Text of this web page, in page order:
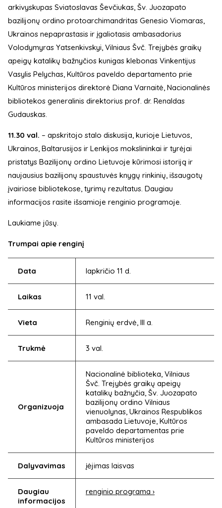
arkivyskupas Sviatoslavas Ševčiukas, Šv. Juozapato
bazilijonų ordino protoarchimandritas Genesio Viomaras,
Ukrainos nepaprastasis ir įgaliotasis ambasadorius
Volodymyras Yatsenkivskyi, Vilniaus Švč. Trejybės graikų
apeigų katalikų bažnyčios kunigas klebonas Vinkentijus
Vasylis Pelychas, Kultūros paveldo departamento prie
Kultūros ministerijos direktorė Diana Varnaitė, Nacionalinės
bibliotekos generalinis direktorius prof. dr. Renaldas
Gudauskas.
11.30 val. – apskritojo stalo diskusija, kurioje Lietuvos,
Ukrainos, Baltarusijos ir Lenkijos mokslininkai ir tyrėjai
pristatys Bazilijonų ordino Lietuvoje kūrimosi istoriją ir
naujausius bazilijonų spaustuvės knygų rinkinių, išsaugotų
įvairiose bibliotekose, tyrimų rezultatus. Daugiau
informacijos rasite išsamioje renginio programoje.
Laukiame jūsų.
Trumpai apie renginį
Data lapkričio 11 d.
Laikas 11 val.
Vieta Renginių erdvė, III a.
Trukmė 3 val.
Organizuoja
Nacionalinė biblioteka, Vilniaus
Švč. Trejybės graikų apeigų
katalikų bažnyčia, Šv. Juozapato
bazilijonų ordino Vilniaus
vienuolynas, Ukrainos Respublikos
ambasada Lietuvoje, Kultūros
paveldo departamentas prie
Kultūros ministerijos
Dalyvavimas įėjimas laisvas
Daugiau
informacijos
renginio programa ›